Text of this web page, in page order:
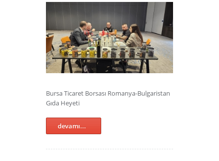
Bursa Ticaret Borsası Romanya-Bulgaristan
Gıda Heyeti
devamı...